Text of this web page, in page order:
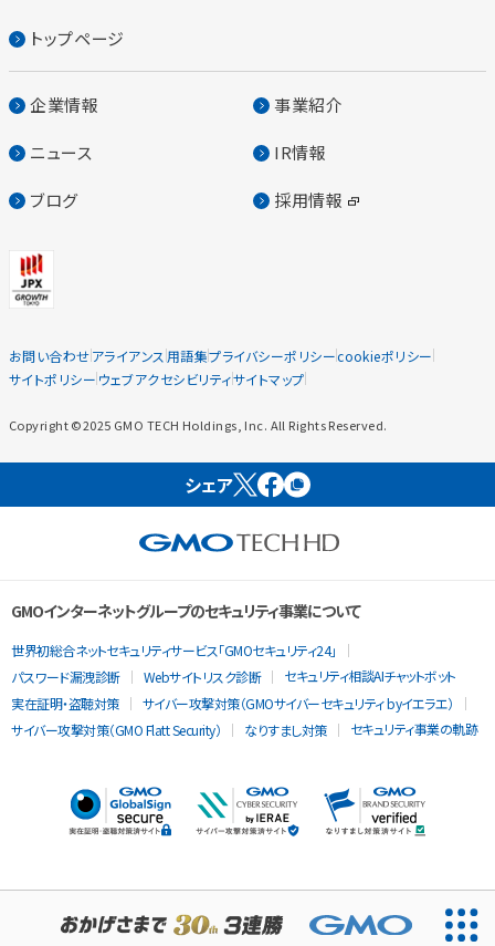
トップページ
企業情報 事業紹介
ニュース IR情報
ブログ 採用情報
お問い合わせアライアンス 用語集プライバシーポリシーcookieポリシー
サイトポリシー ウェブアクセシビリティサイトマップ
Copyright ©2025 GMO TECH Holdings, Inc. All Rights Reserved.
シェア
GMOインターネットグループのセキュリティ事業について
世界初総合ネットセキュリティサービス「GMOセキュリティ24」
パスワード漏洩診断
Webサイトリスク診断
セキュリティ相談AIチャットボット
実在証明・盗聴対策
サイバー攻撃対策（GMOサイバーセキュリティ byイエラエ）
サイバー攻撃対策（GMO Flatt Security）
なりすまし対策 セキュリティ事業の軌跡